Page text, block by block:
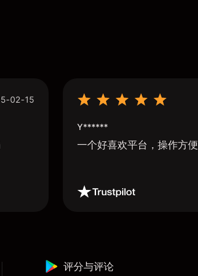
02-15
Y******
一个好喜欢平台，操作方便
评分与评论